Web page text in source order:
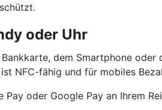
oder Uhr
dem Smartphone
NFC-fähig und für mobiles
Pay oder Google Pay an Ihrem